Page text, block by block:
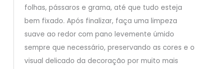
folhas, pássaros e grama, até que tudo esteja
bem fixado. Após finalizar, faça uma limpeza
suave ao redor com pano levemente úmido
sempre que necessário, preservando as cores e o
visual delicado da decoração por muito mais